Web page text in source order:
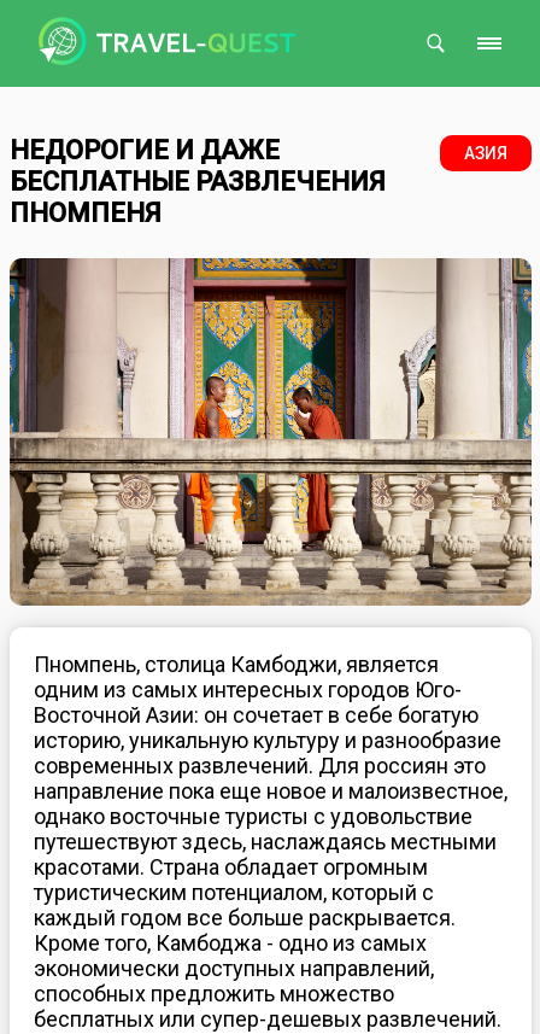
Поиск
НЕДОРОГИЕ И ДАЖЕ
БЕСПЛАТНЫЕ РАЗВЛЕЧЕНИЯ
ПНОМПЕНЯ
АЗИЯ
Пномпень, столица Камбоджи, является
одним из самых интересных городов Юго-
Восточной Азии: он сочетает в себе богатую
историю, уникальную культуру и разнообразие
современных развлечений. Для россиян это
направление пока еще новое и малоизвестное,
однако восточные туристы с удовольствие
путешествуют здесь, наслаждаясь местными
красотами. Страна обладает огромным
туристическим потенциалом, который с
каждый годом все больше раскрывается.
Кроме того, Камбоджа - одно из самых
экономически доступных направлений,
способных предложить множество
бесплатных или супер-дешевых развлечений.